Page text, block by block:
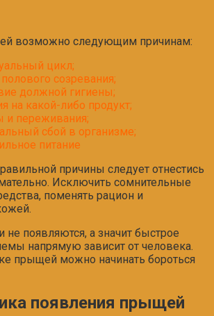
возможно следующим причинам:
цикл;
созревания;
должной гигиены;
на какой-либо продукт;
и переживания;
сбой в организме;
питание
причины следует отнестись
Исключить сомнительные
поменять рацион и
появляются, а значит быстрое
напрямую зависит от человека.
прыщей можно начинать бороться
появления прыщей